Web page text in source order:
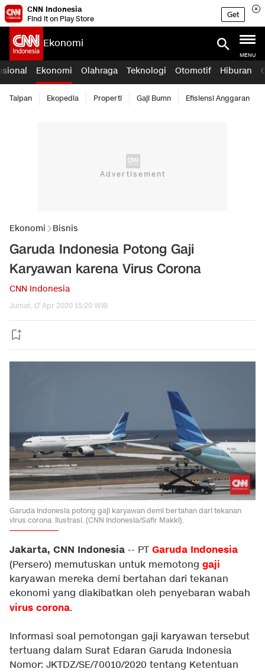
CNN Indonesia
Find it on Play Store
Get
Ekonomi
MENU
Ekonomi Olahraga Teknologi Otomotif Hiburan
Taipan Ekopedia Properti Gaji Bumn Efisiensi Anggaran
Ekonomi Bisnis
Garuda Indonesia Potong Gaji
Karyawan karena Virus Corona
CNN Indonesia
Jumat, 17 Apr 2020 15:20 WIB
Garuda Indonesia potong gaji karyawan demi bertahan dari tekanan
virus corona. Ilustrasi. (CNN Indonesia/Safir Makki).
Jakarta, CNN Indonesia -- PTGaruda Indonesia
(Persero) memutuskan untuk memotong gaji
karyawan mereka demi bertahan dari tekanan
ekonomi yang diakibatkan oleh penyebaran wabah
virus corona.
Informasi soal pemotongan gaji karyawan tersebut
tertuang dalam Surat Edaran Garuda Indonesia
Nomor: JKTDZ/SE/70010/2020 tentang Ketentuan